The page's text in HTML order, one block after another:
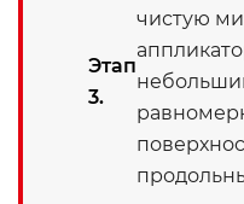
Этап
3.
чистую